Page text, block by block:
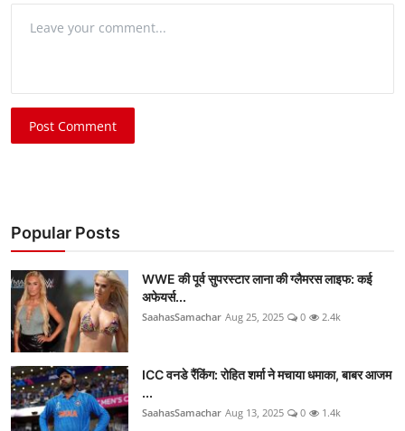
Post Comment
Popular Posts
WWE की पूर्व सुपरस्टार लाना की ग्लैमरस लाइफ: कई
अफेयर्स...
SaahasSamachar Aug 25, 2025 0 2.4k
ICC वनडे रैंकिंग: रोहित शर्मा ने मचाया धमाका, बाबर आजम
...
SaahasSamachar Aug 13, 2025 0 1.4k